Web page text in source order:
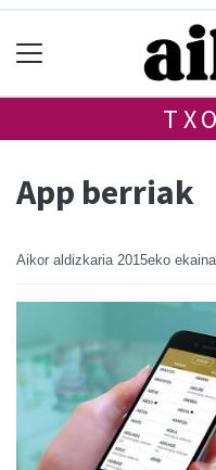
App berriak
Aikor aldizkaria 2015eko